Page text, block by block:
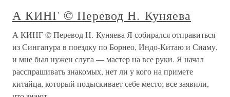
А КИНГ © Перевод Н. Куняева
А КИНГ © Перевод Н. Куняева Я собирался отправиться
из Сингапура в поездку по Борнео, Индо-Китаю и Сиаму,
и мне был нужен слуга — мастер на все руки. Я начал
расспрашивать знакомых, нет ли у кого на примете
китайца, который подыскивает себе место; все заявили,